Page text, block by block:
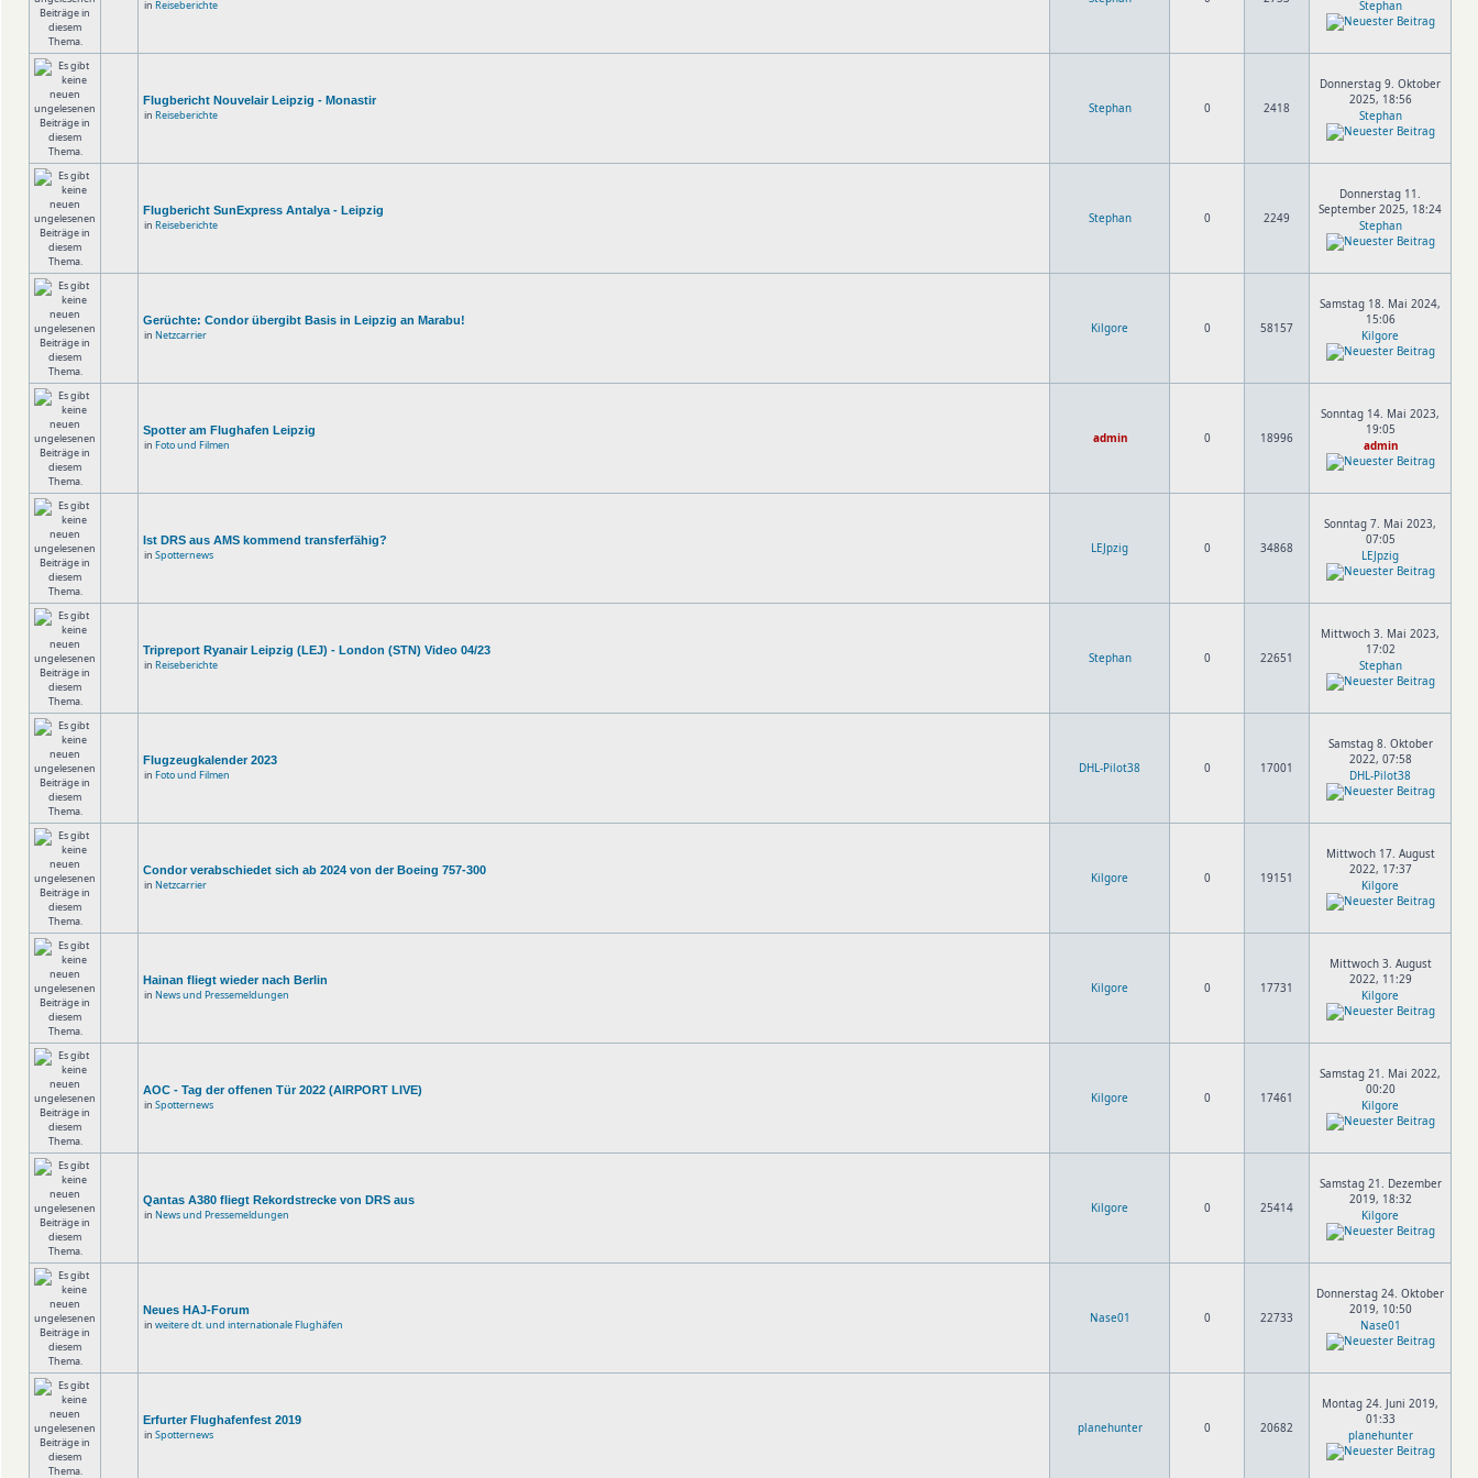
in Reiseberichte
Stephan
Flugbericht Nouvelair Leipzig - Monastir
in Reiseberichte Stephan 0 2418
Donnerstag 9. Oktober
2025, 18:56
Stephan
Flugbericht SunExpress Antalya - Leipzig
in Reiseberichte Stephan 0 2249
Donnerstag 11.
September 2025, 18:24
Stephan
Gerüchte: Condor übergibt Basis in Leipzig an Marabu!
in Netzcarrier Kilgore 0 58157
Samstag 18. Mai 2024,
15:06
Kilgore
Spotter am Flughafen Leipzig
in Foto und Filmen admin 0 18996
Sonntag 14. Mai 2023,
19:05
admin
Ist DRS aus AMS kommend transferfähig?
in Spotternews LEJpzig 0 34868
Sonntag 7. Mai 2023,
07:05
LEJpzig
Tripreport Ryanair Leipzig (LEJ) - London (STN) Video 04/23
in Reiseberichte Stephan 0 22651
Mittwoch 3. Mai 2023,
17:02
Stephan
Flugzeugkalender 2023
in Foto und Filmen DHL-Pilot38 0 17001
Samstag 8. Oktober
2022, 07:58
DHL-Pilot38
Condor verabschiedet sich ab 2024 von der Boeing 757-300
in Netzcarrier Kilgore 0 19151
Mittwoch 17. August
2022, 17:37
Kilgore
Hainan fliegt wieder nach Berlin
in News und Pressemeldungen Kilgore 0 17731
Mittwoch 3. August
2022, 11:29
Kilgore
AOC - Tag der offenen Tür 2022 (AIRPORT LIVE)
in Spotternews Kilgore 0 17461
Samstag 21. Mai 2022,
00:20
Kilgore
Qantas A380 fliegt Rekordstrecke von DRS aus
in News und Pressemeldungen Kilgore 0 25414
Samstag 21. Dezember
2019, 18:32
Kilgore
Neues HAJ-Forum
in weitere dt. und internationale Flughäfen Nase01 0 22733
Donnerstag 24. Oktober
2019, 10:50
Nase01
Erfurter Flughafenfest 2019
in Spotternews planehunter 0 20682
Montag 24. Juni 2019,
01:33
planehunter